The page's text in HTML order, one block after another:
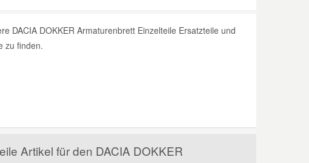
DACIA DOKKER Armaturenbrett Einzelteile Ersatzteile und
zu finden.
Artikel für den DACIA DOKKER